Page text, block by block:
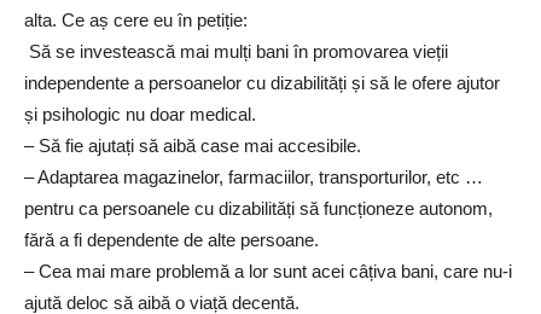
alta. Ce aș cere eu în petiție:
Să se investească mai mulți bani în promovarea vieții
independente a persoanelor cu dizabilități și să le ofere ajutor
și psihologic nu doar medical.
– Să fie ajutați să aibă case mai accesibile.
– Adaptarea magazinelor, farmaciilor, transporturilor, etc …
pentru ca persoanele cu dizabilități să funcționeze autonom,
fără a fi dependente de alte persoane.
– Cea mai mare problemă a lor sunt acei câțiva bani, care nu-i
ajută deloc să aibă o viață decentă.